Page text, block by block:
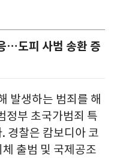
…도피 사범 송환 증
발생하는 범죄를 해
정부 초국가범죄 특
경찰은 캄보디아 코
출범 및 국제공조